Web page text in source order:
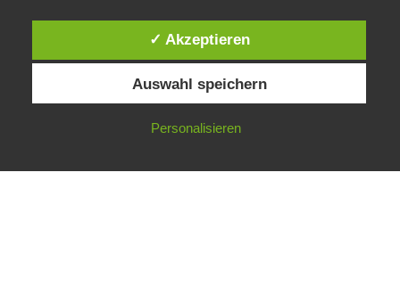
facebook
✓ Akzeptieren
Auswahl speichern
Personalisieren